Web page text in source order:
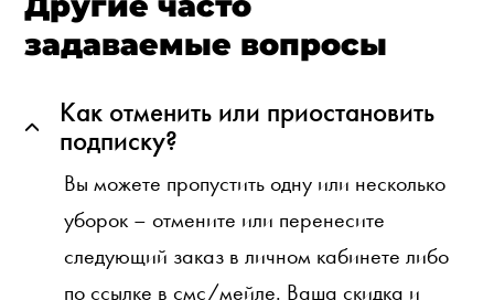
задаваемые вопросы
Как отменить или приостановить
подписку?
Вы можете пропустить одну или несколько
уборок – отмените или перенесите
следующий заказ в личном кабинете либо
по ссылке в смс/мейле. Ваша скидка и